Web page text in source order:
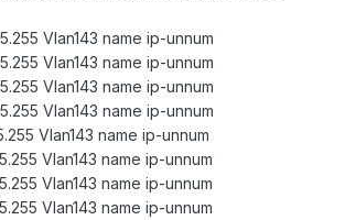
Vlan143 name ip-unnum
Vlan143 name ip-unnum
Vlan143 name ip-unnum
Vlan143 name ip-unnum
Vlan143 name ip-unnum
Vlan143 name ip-unnum
Vlan143 name ip-unnum
Vlan143 name ip-unnum